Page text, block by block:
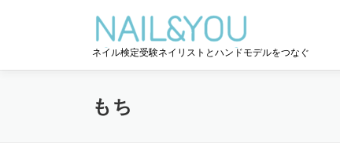
ネイル検定受験ネイリストとハンドモデルをつなぐ
もち